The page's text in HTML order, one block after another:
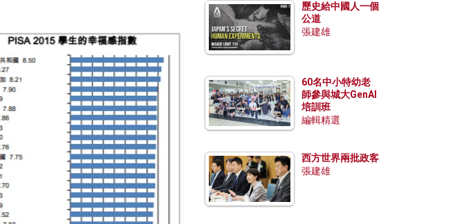
歷史給中國人一個
公道
張建雄
60名中小特幼老
師參與城大GenAI
培訓班
編輯精選
西方世界兩批政客
張建雄